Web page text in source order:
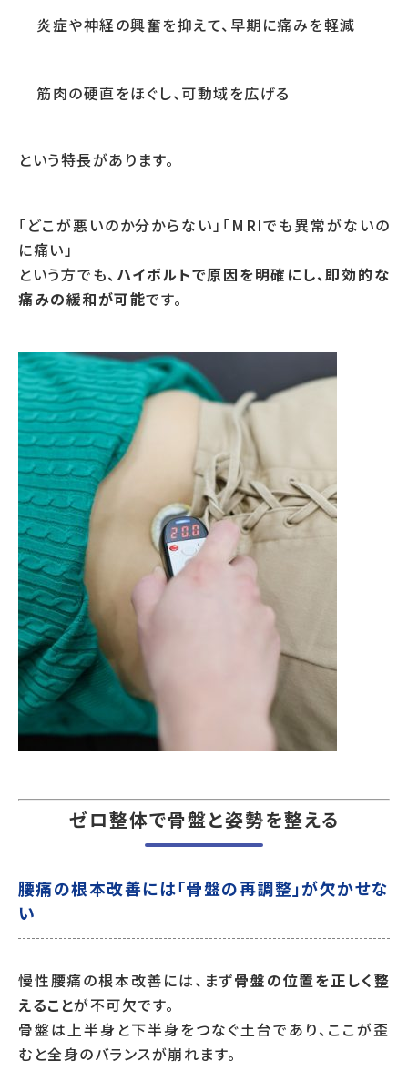
炎症や神経の興奮を抑えて、早期に痛みを軽減
筋肉の硬直をほぐし、可動域を広げる
という特長があります。
「どこが悪いのか分からない」「MRIでも異常がないの
に痛い」
という方でも、 ハイボルトで原因を明確にし、即効的な
痛みの緩和が可能です。
ゼロ整体で骨盤と姿勢を整える
腰痛の根本改善には「骨盤の再調整」が欠かせな
い
慢性腰痛の根本改善には、まず骨盤の位置を正しく整
えることが不可欠です。
骨盤は上半身と下半身をつなぐ土台であり、ここが歪
むと全身のバランスが崩れます。